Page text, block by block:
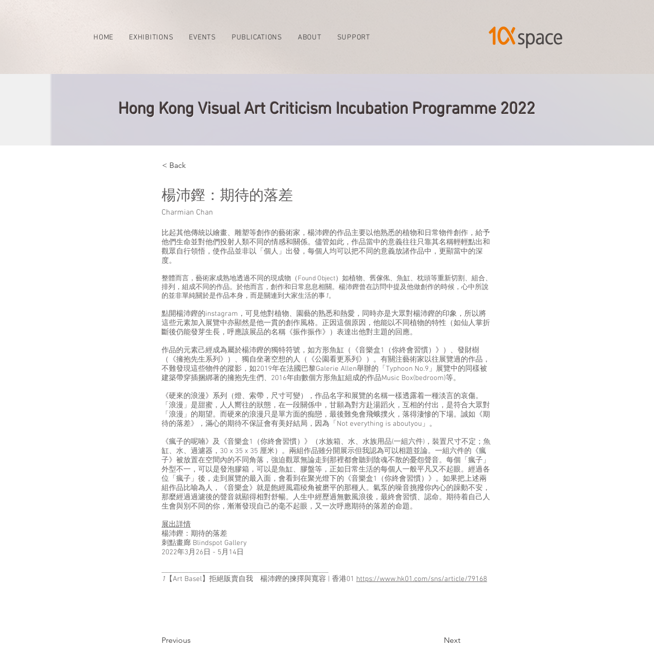
HOME EXHIBITIONS EVENTS PUBLICATIONS ABOUT SUPPORT
Hong Kong Visual Art Criticism Incubation Programme 2022
< Back
楊沛鏗：期待的落差
Charmian Chan
比起其他傳統以繪畫、雕塑等創作的藝術家，楊沛鏗的作品主要以他熟悉的植物和日常物件創作，給予
他們生命並對他們投射人類不同的情感和關係。儘管如此，作品當中的意義往往只靠其名稱輕輕點出和
觀眾自行領悟，使作品並非以「個人」出發，每個人均可以把不同的意義放諸作品中，更顯當中的深
度。
整體而言，藝術家成熟地透過不同的現成物（Found Object）如植物、舊傢俬、魚缸、枕頭等重新切割、組合、
排列，組成不同的作品。於他而言，創作和日常息息相關。楊沛鏗曾在訪問中提及他做創作的時候，心中所說
的並非單純關於是作品本身，而是關連到大家生活的事1。
點開楊沛鏗的instagram，可見他對植物、園藝的熟悉和熱愛，同時亦是大眾對楊沛鏗的印象，所以將
這些元素加入展覽中亦顯然是他一貫的創作風格。正因這個原因，他能以不同植物的特性（如仙人掌折
斷後仍能發芽生長，呼應該展品的名稱《振作振作》）表達出他對主題的回應。
作品的元素己經成為屬於楊沛鏗的獨特符號，如方形魚缸（《音樂盒1（你終會習慣）》）、發財樹
（《擁抱先生系列》）、獨自坐著空想的人（《公園看更系列》）。有關注藝術家以往展覽過的作品，
不難發現這些物件的蹤影，如2019年在法國巴黎Galerie Allen舉辦的「Typhoon No.9」展覽中的同樣被
建築帶穿插捆綁著的擁抱先生們、2016年由數個方形魚缸組成的作品Music Box(bedroom)等。
《硬來的浪漫》系列（燈、索帶，尺寸可變），作品名字和展覽的名稱一樣透露着一種淡言的哀傷。
「浪漫」是甜蜜，人人嚮往的狀態，在一段關係中，甘願為對方赴湯蹈火，互相的付出，是符合大眾對
「浪漫」的期望。而硬來的浪漫只是單方面的痴戀，最後難免會飛蛾撲火，落得淒慘的下場。誠如《期
待的落差》，滿心的期待不保証會有美好結局，因為「Not everything is aboutyou」。
《瘋子的呢喃》及《音樂盒1（你終會習慣）》（水族箱、水、水族用品(一組六件)，裝置尺寸不定；魚
缸、水、過濾器，30 x 35 x 35 厘米）。兩組作品雖分開展示但我認為可以相題並論。一組六件的《瘋
子》被放置在空間內的不同角落，強迫觀眾無論走到那裡都會聽到陰魂不散的憂怨聲音。每個「瘋子」
外型不一，可以是發泡膠箱，可以是魚缸、膠盤等，正如日常生活的每個人一般平凡又不起眼。經過各
位「瘋子」後，走到展覽的最入面，會看到在聚光燈下的《音樂盒1（你終會習慣）》。如果把上述兩
組作品比喻為人，《音樂盒》就是飽經風霜稜角被磨平的那種人。氣泵的噪音挑撥你內心的躁動不安，
那麼經過過濾後的聲音就顯得相對舒暢。人生中經歷過無數風浪後，最終會習慣、認命。期待着自己人
生會與別不同的你，漸漸發現自己的毫不起眼，又一次呼應期待的落差的命題。
展出詳情
楊沛鏗：期待的落差
刺點畫廊 Blindspot Gallery
2022年3月26日 - 5月14日
1 【Art Basel】拒絕販賣自我 楊沛鏗的揀擇與寬容 | 香港01 https://www.hk01.com/sns/article/79168
Previous Next